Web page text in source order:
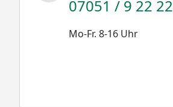
07051 / 9 22 22
Mo-Fr. 8-16 Uhr